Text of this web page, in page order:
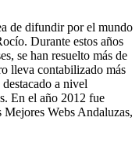
de difundir por el mundo
Durante estos años
se han resuelto más de
lleva contabilizado más
a nivel
En el año 2012 fue
Webs Andaluzas,